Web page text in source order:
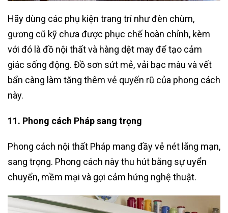
Hãy dùng các phụ kiện trang trí như đèn chùm,
gương cũ kỹ chưa được phục chế hoàn chỉnh, kèm
với đó là đồ nội thất và hàng dệt may để tạo cảm
giác sống động. Đồ sơn sứt mẻ, vải bạc màu và vết
bẩn càng làm tăng thêm vẻ quyến rũ của phong cách
này.
11. Phong cách Pháp sang trọng
Phong cách nội thất Pháp mang đầy vẻ nét lãng mạn,
sang trọng. Phong cách này thu hút bằng sự uyển
chuyển, mềm mại và gợi cảm hứng nghệ thuật.